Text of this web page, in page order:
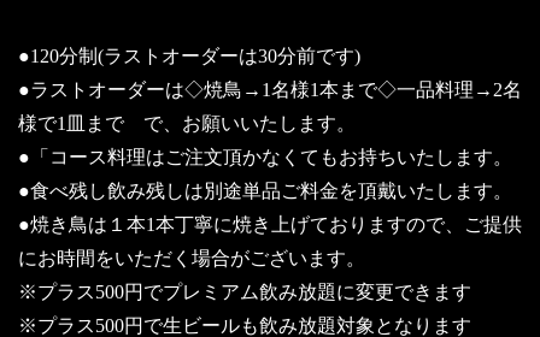
●120分制(ラストオーダーは30分前です)
●ラストオーダーは◇焼鳥→1名様1本まで◇一品料理→2名
様で1皿まで で、お願いいたします。
●「コース料理はご注文頂かなくてもお持ちいたします。
●食べ残し飲み残しは別途単品ご料金を頂戴いたします。
●焼き鳥は１本1本丁寧に焼き上げておりますので、ご提供
にお時間をいただく場合がございます。
※プラス500円でプレミアム飲み放題に変更できます
※プラス500円で生ビールも飲み放題対象となります